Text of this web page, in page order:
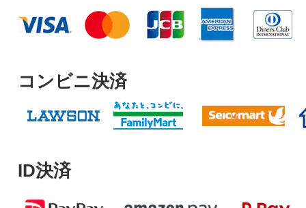
コンビニ決済
ID決済